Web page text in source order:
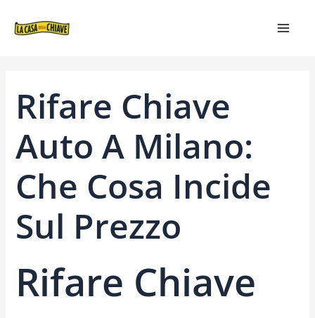
Rifare Chiave
Auto A Milano:
Che Cosa Incide
Sul Prezzo
Rifare Chiave
ARTICOLI